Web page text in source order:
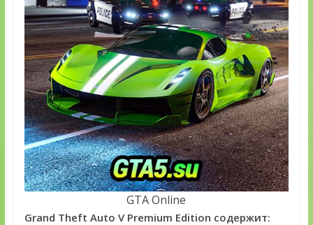
GTA Online
Grand Theft Auto V Premium Edition содержит: